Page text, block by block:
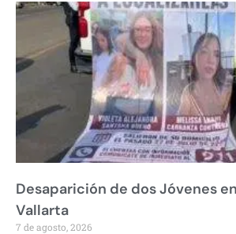
Desaparición de dos Jóvenes
Vallarta
7 de agosto, 2026